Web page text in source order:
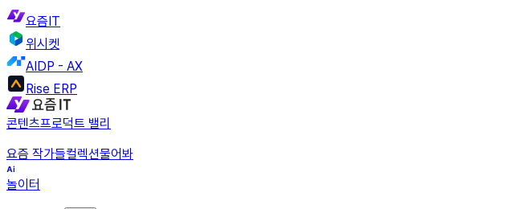
요즘IT
위시켓
AIDP - AX
Rise ERP
콘텐츠프로덕트 밸리
요즘 작가들컬렉션물어봐
놀이터